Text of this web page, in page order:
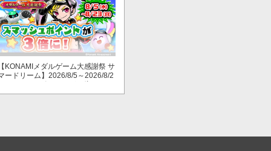
KONAMIメダルゲーム大感謝祭 サ
ードリーム】2026/8/5～2026/8/2